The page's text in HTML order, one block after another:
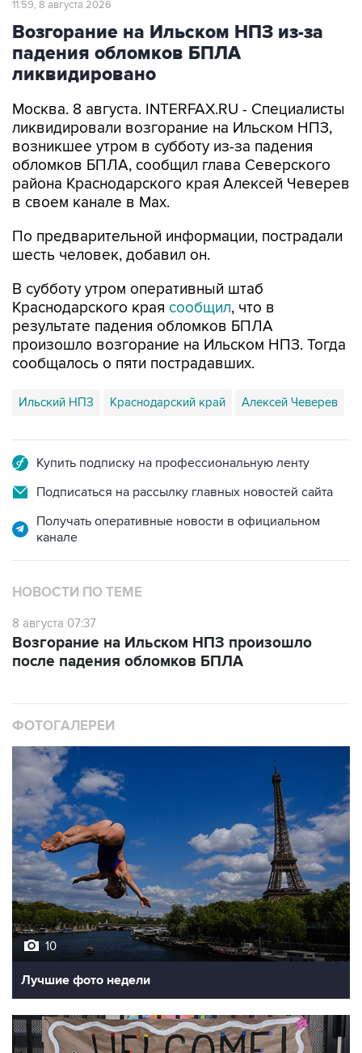
11:59, 8 августа 2026
Возгорание на Ильском НПЗ из-за
падения обломков БПЛА
ликвидировано
Москва. 8 августа. INTERFAX.RU - Специалисты
ликвидировали возгорание на Ильском НПЗ,
возникшее утром в субботу из-за падения
обломков БПЛА, сообщил глава Северского
района Краснодарского края Алексей Чеверев
в своем канале в Max.
По предварительной информации, пострадали
шесть человек, добавил он.
В субботу утром оперативный штаб
Краснодарского края сообщил, что в
результате падения обломков БПЛА
произошло возгорание на Ильском НПЗ. Тогда
сообщалось о пяти пострадавших.
Ильский НПЗ Краснодарский край Алексей Чеверев
Купить подписку на профессиональную ленту
Подписаться на рассылку главных новостей сайта
Получать оперативные новости в официальном
канале
НОВОСТИ ПО ТЕМЕ
8 августа 07:37
Возгорание на Ильском НПЗ произошло
после падения обломков БПЛА
ФОТОГАЛЕРЕИ
10
Лучшие фото недели